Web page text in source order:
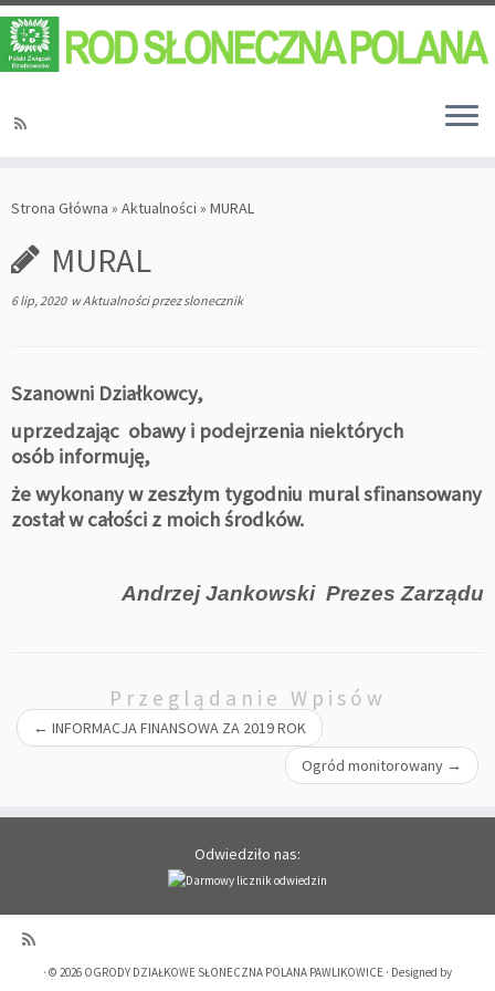
Strona Główna » Aktualności » MURAL
MURAL
6 lip, 2020wAktualnościprzezslonecznik
Szanowni Działkowcy,
uprzedzając obawy i podejrzenia niektórych
osób informuję,
że wykonany w zeszłym tygodniu mural sfinansowany
został wcałości z moich środków.
Andrzej Jankowski Prezes Zarządu
Przeglądanie Wpisów
← INFORMACJA FINANSOWA ZA 2019 ROK
Ogród monitorowany →
Odwiedziło nas:
· © 2026 OGRODY DZIAŁKOWE SŁONECZNA POLANA PAWLIKOWICE · Designed by